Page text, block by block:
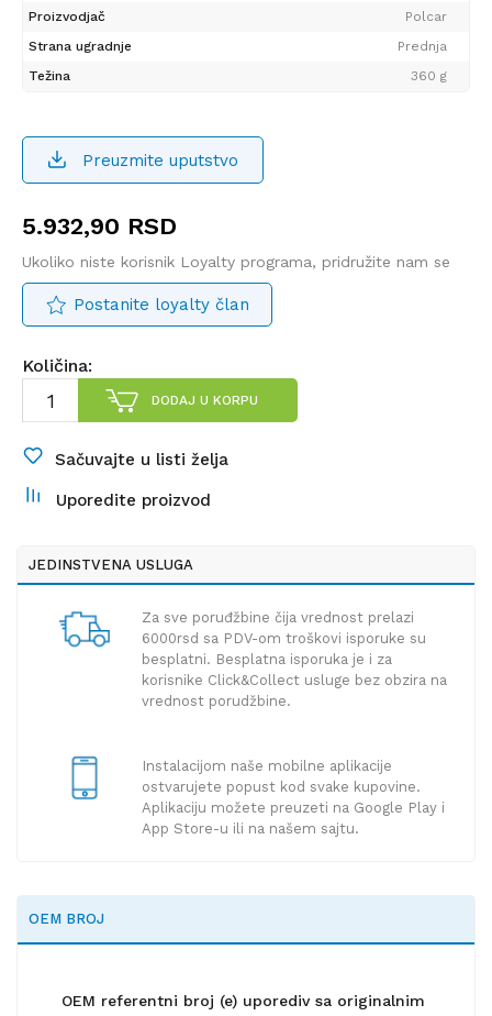
Proizvodjač
Polcar
Strana ugradnje
Prednja
Težina
360 g
Preuzmite uputstvo
5.932,90 RSD
Ukoliko niste korisnik Loyalty programa, pridružite nam se
Postanite loyalty član
Količina:
DODAJ U KORPU
Sačuvajte u listi želja
Uporedite proizvod
JEDINSTVENA USLUGA
Za sve poruđžbine čija vrednost prelazi
6000rsd sa PDV-om troškovi isporuke su
besplatni. Besplatna isporuka je i za
korisnike Click&Collect usluge bez obzira na
vrednost porudžbine.
Instalacijom naše mobilne aplikacije
ostvarujete popust kod svake kupovine.
Aplikaciju možete preuzeti na Google Play i
App Store-u ili na našem sajtu.
OEM BROJ
OEM referentni broj (e) uporediv sa originalnim